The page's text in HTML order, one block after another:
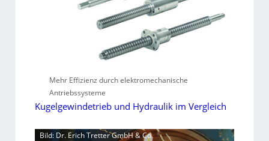
Mehr Effizienz durch elektromechanische
Antriebssysteme
Kugelgewindetrieb und Hydraulik im Vergleich
Bild: Dr. Erich Tretter GmbH & Co.